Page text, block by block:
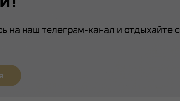
на наш телеграм-канал и отдыхайте с